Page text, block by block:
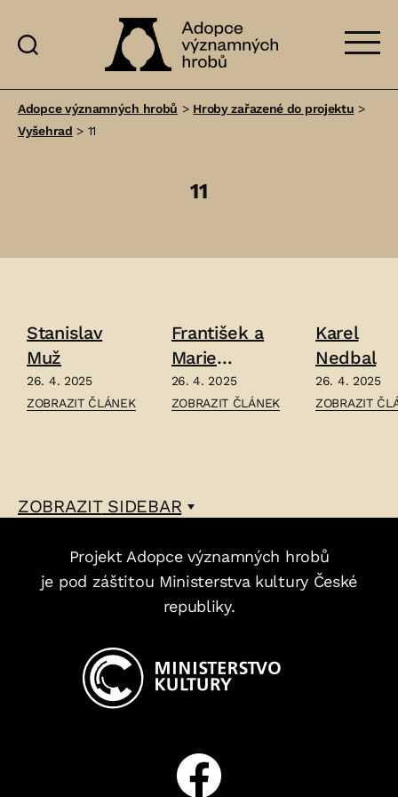
významných
Adopce významných hrobů > Hroby zařazené do projektu >
Vyšehrad > 11
11
Stanislav
Muž
26. 4. 2025
ČLÁNEK:
ZOBRAZIT ČLÁNEK
František a
Marie
Urbanovi
26. 4. 2025
ČLÁNEK:
–
ZOBRAZIT ČLÁNEK
Karel
Nedbal
26. 4. 2025
ČLÁNEK:
ZOBRAZIT
ZOBRAZITSIDEBAR
Projekt Adopce významných hrobů
je pod záštitou Ministerstva kultury České
republiky.
Facebook